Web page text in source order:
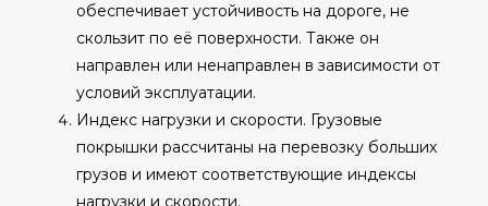
обеспечивает устойчивость на дороге, не
скользит по её поверхности. Также он
направлен или ненаправлен в зависимости от
условий эксплуатации.
Индекс нагрузки и скорости. Грузовые
покрышки рассчитаны на перевозку больших
грузов и имеют соответствующие индексы
нагрузки и скорости.